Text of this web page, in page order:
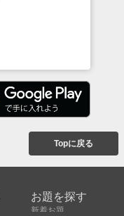
Topに戻る
お題を探す
新着お題